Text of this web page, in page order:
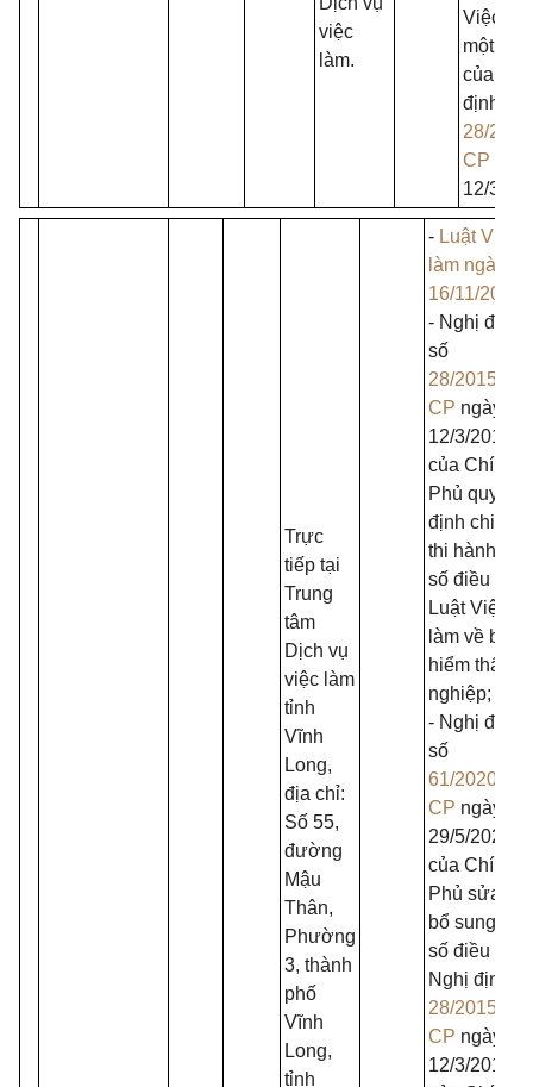
việc
làm.
Việc
một số
của
định số
28/
CP
12/3/
Trực
tiếp tại
Trung
tâm
Dịch vụ
việc làm
tỉnh
Vĩnh
Long,
địa chỉ:
Số 55,
đường
Mậu
Thân,
Phường
3, thành
phố
Vĩnh
Long,
tỉnh
- Luật Việc
làm ngày
16/11/2013
- Nghị định
số
28/2015/
CP ngày
12/3/2015
của Chính
Phủ quy
định chi tiết
thi hành một
số điều của
Luật Việc
làm về bảo
hiểm thất
nghiệp;
- Nghị định
số
61/2020/
CP ngày
29/5/2020
của Chính
Phủ sửa
bổ sung một
số điều của
Nghị định
28/2015/
CP ngày
12/3/2015